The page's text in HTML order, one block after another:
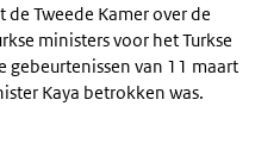
Tweede Kamer over de
ministers voor het Turkse
gebeurtenissen van 11 maart
Kaya betrokken was.